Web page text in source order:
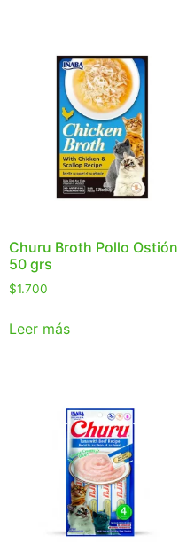
Churu Broth Pollo Ostión
50 grs
$1.700
Leer más